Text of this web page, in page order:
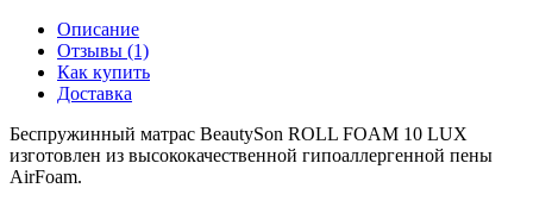
Описание
Отзывы (1)
Как купить
Доставка
Беспружинный матрас BeautySon ROLL FOAM 10 LUX
изготовлен из высококачественной гипоаллергенной пены
AirFoam.